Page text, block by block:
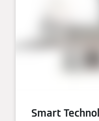
Smart